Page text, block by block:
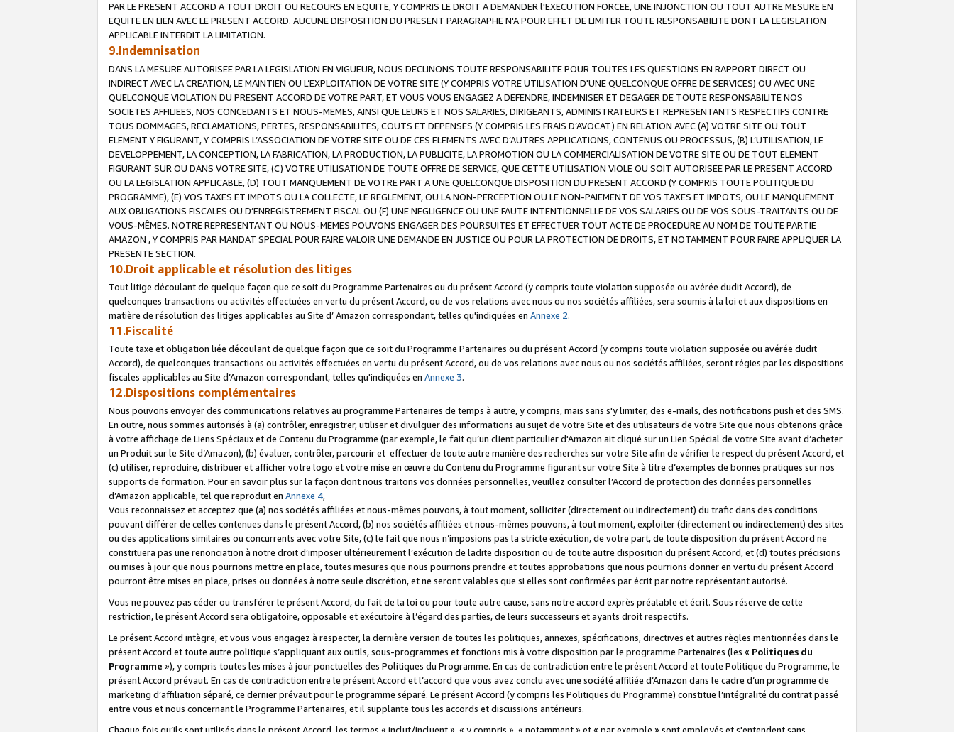
PAR LE PRESENT ACCORD A TOUT DROIT OU RECOURS EN EQUITE, Y COMPRIS LE DROIT A DEMANDER l'EXECUTION FORCEE, UNE INJONCTION OU TOUT AUTRE MESURE EN
EQUITE EN LIEN AVEC LE PRESENT ACCORD. AUCUNE DISPOSITION DU PRESENT PARAGRAPHE N'A POUR EFFET DE LIMITER TOUTE RESPONSABILITE DONT LA LEGISLATION
APPLICABLE INTERDIT LA LIMITATION.
9.Indemnisation
DANS LA MESURE AUTORISEE PAR LA LEGISLATION EN VIGUEUR, NOUS DECLINONS TOUTE RESPONSABILITE POUR TOUTES LES QUESTIONS EN RAPPORT DIRECT OU
INDIRECT AVEC LA CREATION, LE MAINTIEN OU L’EXPLOITATION DE VOTRE SITE (Y COMPRIS VOTRE UTILISATION D'UNE QUELCONQUE OFFRE DE SERVICES) OU AVEC UNE
QUELCONQUE VIOLATION DU PRESENT ACCORD DE VOTRE PART, ET VOUS VOUS ENGAGEZ A DEFENDRE, INDEMNISER ET DEGAGER DE TOUTE RESPONSABILITE NOS
SOCIETES AFFILIEES, NOS CONCEDANTS ET NOUS-MEMES, AINSI QUE LEURS ET NOS SALARIES, DIRIGEANTS, ADMINISTRATEURS ET REPRESENTANTS RESPECTIFS CONTRE
TOUS DOMMAGES, RECLAMATIONS, PERTES, RESPONSABILITES, COUTS ET DEPENSES (Y COMPRIS LES FRAIS D’AVOCAT) EN RELATION AVEC (A) VOTRE SITE OU TOUT
ELEMENT Y FIGURANT, Y COMPRIS L’ASSOCIATION DE VOTRE SITE OU DE CES ELEMENTS AVEC D’AUTRES APPLICATIONS, CONTENUS OU PROCESSUS, (B) L’UTILISATION, LE
DEVELOPPEMENT, LA CONCEPTION, LA FABRICATION, LA PRODUCTION, LA PUBLICITE, LA PROMOTION OU LA COMMERCIALISATION DE VOTRE SITE OU DE TOUT ELEMENT
FIGURANT SUR OU DANS VOTRE SITE, (C) VOTRE UTILISATION DE TOUTE OFFRE DE SERVICE, QUE CETTE UTILISATION VIOLE OU SOIT AUTORISEE PAR LE PRESENT ACCORD
OU LA LEGISLATION APPLICABLE, (D) TOUT MANQUEMENT DE VOTRE PART A UNE QUELCONQUE DISPOSITION DU PRESENT ACCORD (Y COMPRIS TOUTE POLITIQUE DU
PROGRAMME), (E) VOS TAXES ET IMPOTS OU LA COLLECTE, LE REGLEMENT, OU LA NON-PERCEPTION OU LE NON-PAIEMENT DE VOS TAXES ET IMPOTS, OU LE MANQUEMENT
AUX OBLIGATIONS FISCALES OU D’ENREGISTREMENT FISCAL OU (F) UNE NEGLIGENCE OU UNE FAUTE INTENTIONNELLE DE VOS SALARIES OU DE VOS SOUS-TRAITANTS OU DE
VOUS-MÊMES. NOTRE REPRESENTANT OU NOUS-MEMES POUVONS ENGAGER DES POURSUITES ET EFFECTUER TOUT ACTE DE PROCEDURE AU NOM DE TOUTE PARTIE
AMAZON , Y COMPRIS PAR MANDAT SPECIAL POUR FAIRE VALOIR UNE DEMANDE EN JUSTICE OU POUR LA PROTECTION DE DROITS, ET NOTAMMENT POUR FAIRE APPLIQUER LA
PRESENTE SECTION.
10.Droit applicable et résolution des litiges
Tout litige découlant de quelque façon que ce soit du Programme Partenaires ou du présent Accord (y compris toute violation supposée ou avérée dudit Accord), de
quelconques transactions ou activités effectuées en vertu du présent Accord, ou de vos relations avec nous ou nos sociétés affiliées, sera soumis à la loi et aux dispositions en
matière de résolution des litiges applicables au Site d’ Amazon correspondant, telles qu'indiquées en Annexe 2.
11.Fiscalité
Toute taxe et obligation liée découlant de quelque façon que ce soit du Programme Partenaires ou du présent Accord (y compris toute violation supposée ou avérée dudit
Accord), de quelconques transactions ou activités effectuées en vertu du présent Accord, ou de vos relations avec nous ou nos sociétés affiliées, seront régies par les dispositions
fiscales applicables au Site d’Amazon correspondant, telles qu'indiquées en Annexe 3.
12.Dispositions complémentaires
Nous pouvons envoyer des communications relatives au programme Partenaires de temps à autre, y compris, mais sans s'y limiter, des e-mails, des notifications push et des SMS.
En outre, nous sommes autorisés à (a) contrôler, enregistrer, utiliser et divulguer des informations au sujet de votre Site et des utilisateurs de votre Site que nous obtenons grâce
à votre affichage de Liens Spéciaux et de Contenu du Programme (par exemple, le fait qu’un client particulier d'Amazon ait cliqué sur un Lien Spécial de votre Site avant d’acheter
un Produit sur le Site d’Amazon), (b) évaluer, contrôler, parcourir et effectuer de toute autre manière des recherches sur votre Site afin de vérifier le respect du présent Accord, et
(c) utiliser, reproduire, distribuer et afficher votre logo et votre mise en œuvre du Contenu du Programme figurant sur votre Site à titre d’exemples de bonnes pratiques sur nos
supports de formation. Pour en savoir plus sur la façon dont nous traitons vos données personnelles, veuillez consulter l’Accord de protection des données personnelles
d’Amazon applicable, tel que reproduit en Annexe 4,
Vous reconnaissez et acceptez que (a) nos sociétés affiliées et nous-mêmes pouvons, à tout moment, solliciter (directement ou indirectement) du trafic dans des conditions
pouvant différer de celles contenues dans le présent Accord, (b) nos sociétés affiliées et nous-mêmes pouvons, à tout moment, exploiter (directement ou indirectement) des sites
ou des applications similaires ou concurrents avec votre Site, (c) le fait que nous n’imposions pas la stricte exécution, de votre part, de toute disposition du présent Accord ne
constituera pas une renonciation à notre droit d’imposer ultérieurement l’exécution de ladite disposition ou de toute autre disposition du présent Accord, et (d) toutes précisions
ou mises à jour que nous pourrions mettre en place, toutes mesures que nous pourrions prendre et toutes approbations que nous pourrions donner en vertu du présent Accord
pourront être mises en place, prises ou données à notre seule discrétion, et ne seront valables que si elles sont confirmées par écrit par notre représentant autorisé.
Vous ne pouvez pas céder ou transférer le présent Accord, du fait de la loi ou pour toute autre cause, sans notre accord exprès préalable et écrit. Sous réserve de cette
restriction, le présent Accord sera obligatoire, opposable et exécutoire à l’égard des parties, de leurs successeurs et ayants droit respectifs.
Le présent Accord intègre, et vous vous engagez à respecter, la dernière version de toutes les politiques, annexes, spécifications, directives et autres règles mentionnées dans le
présent Accord et toute autre politique s’appliquant aux outils, sous-programmes et fonctions mis à votre disposition par le programme Partenaires (les « Politiques du
Programme »), y compris toutes les mises à jour ponctuelles des Politiques du Programme. En cas de contradiction entre le présent Accord et toute Politique du Programme, le
présent Accord prévaut. En cas de contradiction entre le présent Accord et l’accord que vous avez conclu avec une société affiliée d’Amazon dans le cadre d’un programme de
marketing d’affiliation séparé, ce dernier prévaut pour le programme séparé. Le présent Accord (y compris les Politiques du Programme) constitue l’intégralité du contrat passé
entre vous et nous concernant le Programme Partenaires, et il supplante tous les accords et discussions antérieurs.